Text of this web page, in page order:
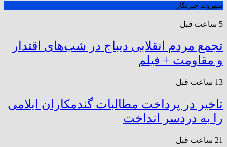
شهروند خبرنگار
5 ساعت قبل
تجمع مردم انقلابی دیباج در شب‌های اقتدار
و مقاومت + فیلم
13 ساعت قبل
تاخیر در پرداخت مطالبات گندمکاران ایلامی
را به دردسر انداخت
21 ساعت قبل